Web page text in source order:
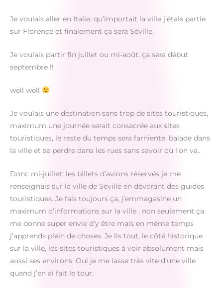
Je voulais aller en Italie, qu’importait la ville j’étais partie
sur Florence et finalement ça sera Séville.
Je voulais partir fin juillet ou mi-août, ça sera début
septembre !!
well well
Je voulais une destination sans trop de sites touristiques,
maximum une journée serait consacrée aux sites
touristiques, le reste du temps sera farniente, balade dans
la ville et se perdre dans les rues sans savoir où l’on va..
Donc mi-juillet, les billets d’avions réservés je me
renseignais sur la ville de Séville en dévorant des guides
touristiques. Je fais toujours ça, j’emmagasine un
maximum d’informations sur la ville , non seulement ça
me donne super envie d’y être mais en même temps
j’apprends plein de choses. Je lis tout, le côté historique
sur la ville, les sites touristiques à voir absolument mais
aussi ses environs. Oui je me lasse très vite d’une ville
quand j’en ai fait le tour.